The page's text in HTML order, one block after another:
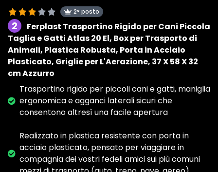
2° posto
2
Ferplast Trasportino Rigido per Cani Piccola
Taglia e Gatti Atlas 20 El, Box per Trasporto di
Animali, Plastica Robusta, Porta in Acciaio
Plasticato, Griglie per L'Aerazione, 37 X 58 X 32
cm Azzurro
Trasportino rigido per piccoli cani e gatti, maniglia
ergonomica e agganci laterali sicuri che
consentono altresì una facile apertura
Realizzato in plastica resistente con porta in
acciaio plasticato, pensato per viaggiare in
compagnia dei vostri fedeli amici sui più comuni